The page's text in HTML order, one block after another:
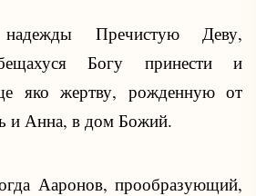
Пречистую Деву,
Богу принести и
яко жертву, рожденную от
и Анна, в дом Божий.
Ааронов, прообразующий,